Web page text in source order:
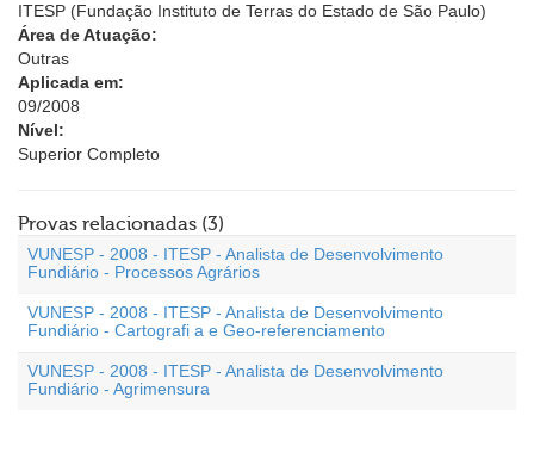
ITESP (Fundação Instituto de Terras do Estado de São Paulo)
Área de Atuação:
Outras
Aplicada em:
09/2008
Nível:
Superior Completo
Provas relacionadas (3)
VUNESP - 2008 - ITESP - Analista de Desenvolvimento
Fundiário - Processos Agrários
VUNESP - 2008 - ITESP - Analista de Desenvolvimento
Fundiário - Cartografi a e Geo-referenciamento
VUNESP - 2008 - ITESP - Analista de Desenvolvimento
Fundiário - Agrimensura